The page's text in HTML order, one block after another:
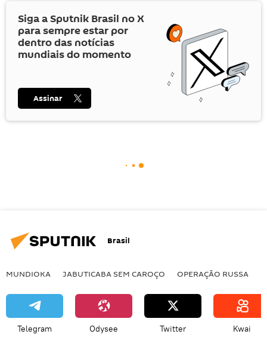
Siga a Sputnik Brasil noX
para sempre estar por
dentro das notícias
mundiais do momento
Assinar
Brasil
MUNDIOKA JABUTICABA SEM CAROÇO OPERAÇÃO RUSSA
Telegram Odysee Twitter Kwai